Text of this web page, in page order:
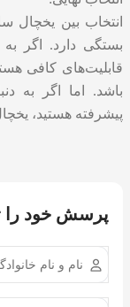
انتخاب بین یخچال
بستگی دارد. اگر
قابلیت‌های کافی
باشد. اما اگر به
پیشرفته هستید،
پرسش خود را